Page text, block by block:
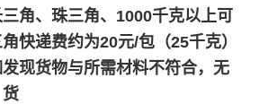
角、珠三角、1000千克以上可
快递费约为20元/包（25千克）
现货物与所需材料不符合，无